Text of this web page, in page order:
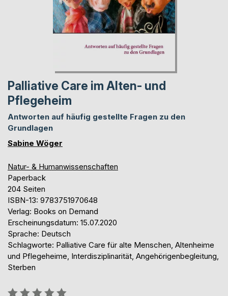
Palliative Care im Alten- und
Pflegeheim
Antworten auf häufig gestellte Fragen zu den
Grundlagen
Sabine Wöger
Natur- & Humanwissenschaften
Paperback
204 Seiten
ISBN-13: 9783751970648
Verlag: Books on Demand
Erscheinungsdatum: 15.07.2020
Sprache: Deutsch
Schlagworte: Palliative Care für alte Menschen, Altenheime
und Pflegeheime, Interdisziplinarität, Angehörigenbegleitung,
Sterben
Bewertung::